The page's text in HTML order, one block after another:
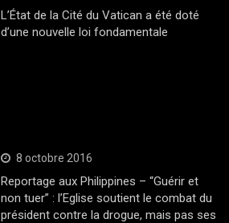
L’État de la Cité du Vatican a été doté
d’une nouvelle loi fondamentale
8 octobre 2016
Reportage aux Philippines – “Guérir et
non tuer” : l’Eglise soutient le combat du
président contre la drogue, mais pas ses